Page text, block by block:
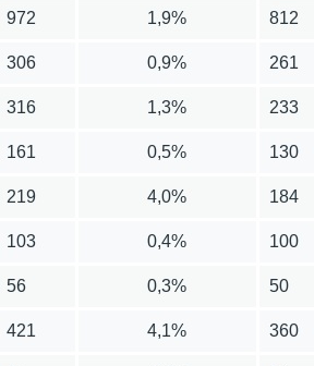
972 1,9% 812
306 0,9% 261
316 1,3% 233
161 0,5% 130
219 4,0% 184
103 0,4% 100
56 0,3% 50
421 4,1% 360